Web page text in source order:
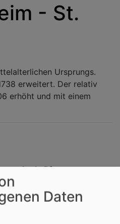
- St.
Ursprungs.
erweitert. Der relativ
erhöht und mit einem
Luth. Pfarramt
Ring 25
Daten